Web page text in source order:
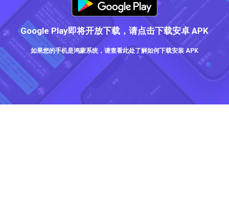
Google Play即将开放下载，请点击下载安卓 APK
如果您的手机是鸿蒙系统，请查看此处了解如何下载安装 APK